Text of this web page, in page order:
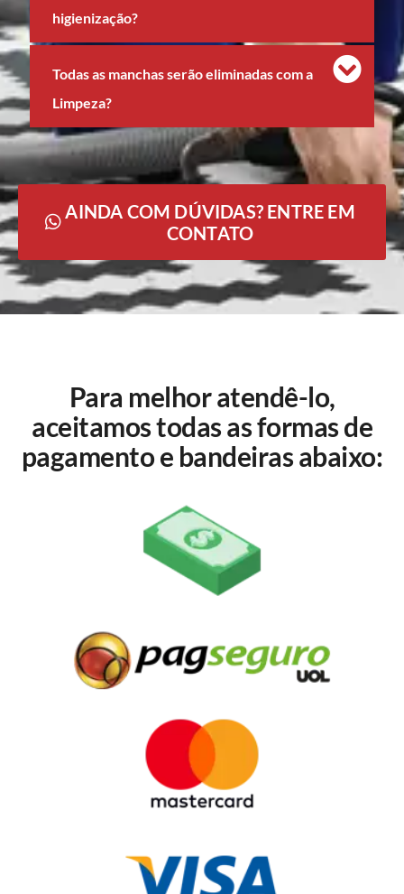
higienização?
Todas as manchas serão eliminadas com a
Limpeza?
AINDA COM DÚVIDAS? ENTRE EM
CONTATO
Para melhor atendê-lo,
aceitamos todas as formas de
pagamento e bandeiras abaixo: